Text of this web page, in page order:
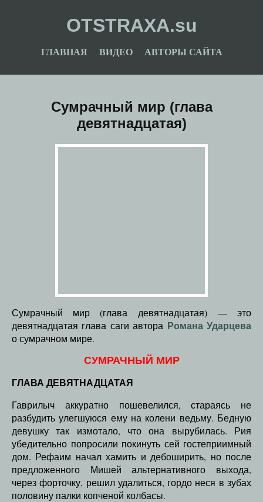
OTSTRAXA.su
ГЛАВНАЯ ВИДЕО АВТОРЫ САЙТА
Сумрачный мир (глава
девятнадцатая)
Сумрачный мир (глава девятнадцатая) — это
девятнадцатая глава саги автора Романа Ударцева
о сумрачном мире.
СУМРАЧНЫЙ МИР
ГЛАВА ДЕВЯТНАДЦАТАЯ
Гаврилыч аккуратно пошевелился, стараясь не
разбудить улегшуюся ему на колени ведьму. Бедную
девушку так измотало, что она вырубилась. Рия
убедительно попросили покинуть сей гостеприимный
дом. Рефаим начал хамить и дебоширить, но после
предложенного Мишей альтернативного выхода,
через форточку, решил удалиться, гордо неся в зубах
половину палки копченой колбасы.